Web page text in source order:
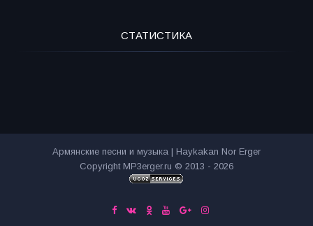
СТАТИСТИКА
Армянские песни и музыка | Haykakan Nor Erger
Copyright MP3erger.ru © 2013 - 2026